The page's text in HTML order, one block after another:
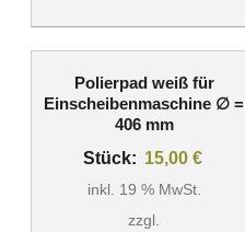
Polierpad weiß für
Einscheibenmaschine ∅ =
406 mm
Stück: 15,00 €
inkl. 19 % MwSt.
zzgl.